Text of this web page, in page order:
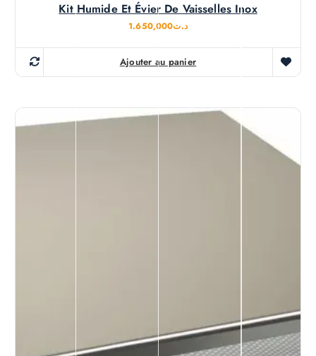
Kit Humide Et Évier De Vaisselles Inox
د.ت1.650,000
Ajouter au panier